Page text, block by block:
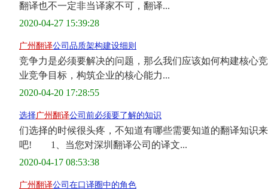
翻译也不一定非当译家不可，翻译...
2020-04-27 15:39:28
广州翻译公司品质架构建设细则
竞争力是必须要解决的问题，那么我们应该如何构建核心
业竞争目标，构筑企业的核心能力...
2020-04-20 17:28:55
选择广州翻译公司前必须要了解的知识
们选择的时候很头疼，不知道有哪些需要知道的翻译知识
吧! 1、当您对深圳翻译公司的译文...
2020-04-17 08:53:38
广州翻译公司在口译圈中的角色